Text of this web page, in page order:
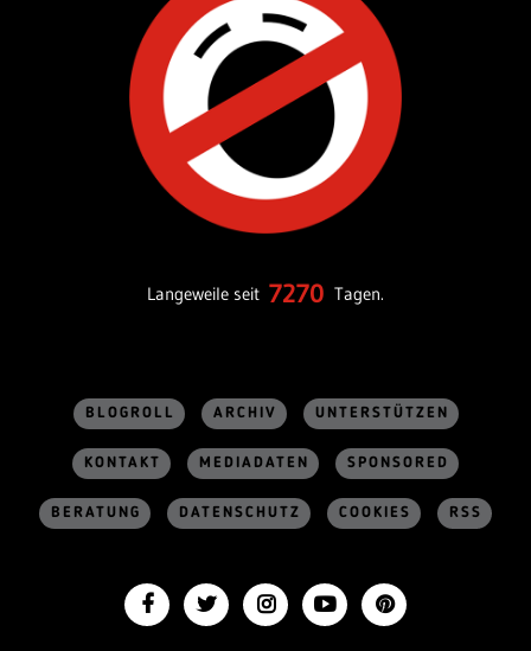
Langeweile seit 7270 Tagen.
BLOGROLL ARCHIV UNTERSTÜTZEN
KONTAKT MEDIADATEN SPONSORED
BERATUNG DATENSCHUTZ COOKIES RSS